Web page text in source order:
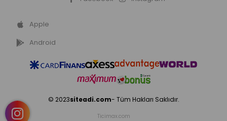
Apple
Android
© 2023siteadi.com- Tüm Hakları Saklıdır.
Ticimax.com